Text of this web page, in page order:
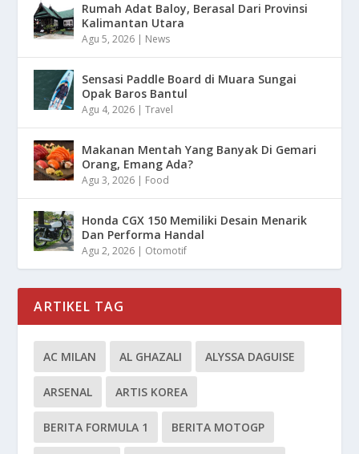
Rumah Adat Baloy, Berasal Dari Provinsi
Kalimantan Utara
Agu 5, 2026 | News
Sensasi Paddle Board di Muara Sungai
Opak Baros Bantul
Agu 4, 2026 |Travel
Makanan Mentah Yang Banyak Di Gemari
Orang, Emang Ada?
Agu 3, 2026 | Food
Honda CGX 150 Memiliki Desain Menarik
Dan Performa Handal
Agu 2, 2026 | Otomotif
ARTIKEL TAG
AC MILAN AL GHAZALI ALYSSA DAGUISE
ARSENAL ARTIS KOREA
BERITA FORMULA 1 BERITA MOTOGP